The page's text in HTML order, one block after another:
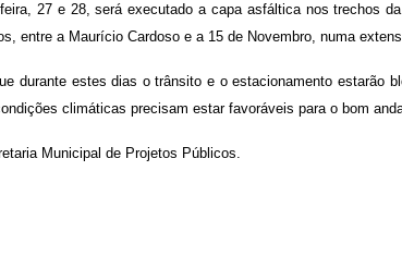
27 e 28, será executado a capa asfáltica nos trechos
entre a Maurício Cardoso e a 15 de Novembro, numa
durante estes dias o trânsito e o estacionamento estarão
climáticas precisam estar favoráveis para o bom
Municipal de Projetos Públicos.